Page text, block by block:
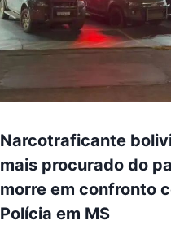
Narcotraficante
mais procurado do
morre em confronto
Polícia em MS